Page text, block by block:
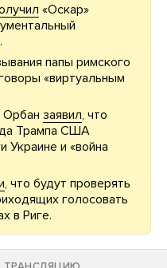
«Оскар»
папы римского
«виртуальным
Орбан заявил, что
Трампа США
Украине и «война
, что будут проверять
голосовать
в Риге.